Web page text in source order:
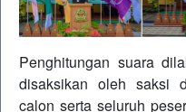
Penghitungan suara
disaksikan oleh saksi
calon serta seluruh